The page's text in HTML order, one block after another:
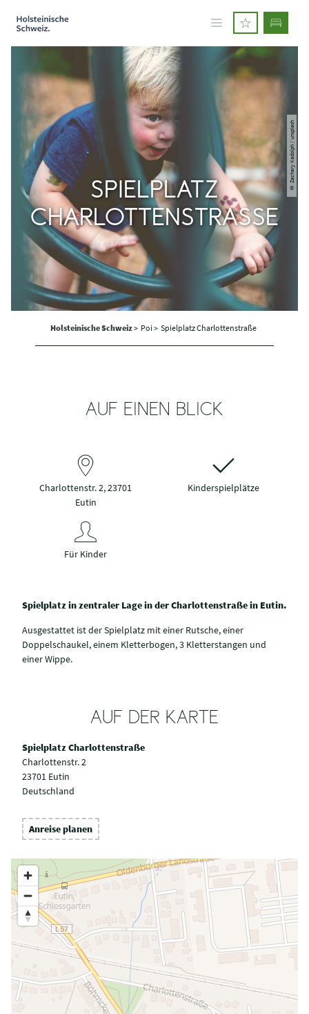
© Zachary Kadolph / unsplash
SPIELPLATZ
CHARLOTTENSTRASSE
Holsteinische Schweiz> Poi > Spielplatz Charlottenstraße
AUF EINEN BLICK
Charlottenstr. 2, 23701
Eutin
Kinderspielplätze
Für Kinder
Spielplatz in zentraler Lage in der Charlottenstraße in Eutin.
Ausgestattet ist der Spielplatz mit einer Rutsche, einer
Doppelschaukel, einem Kletterbogen, 3 Kletterstangen und
einer Wippe.
AUF DER KARTE
Spielplatz Charlottenstraße
Charlottenstr. 2
23701 Eutin
Deutschland
Anreise planen